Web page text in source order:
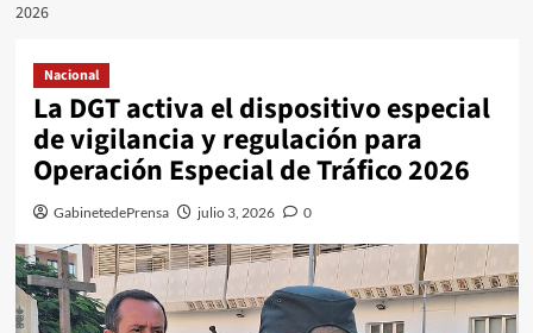
2026
Nacional
La DGT activa el dispositivo especial
de vigilancia y regulación para
Operación Especial de Tráfico 2026
GabinetedePrensa julio 3, 2026 0